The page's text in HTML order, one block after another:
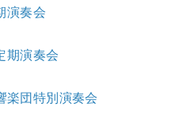
演奏会
期演奏会
楽団特別演奏会